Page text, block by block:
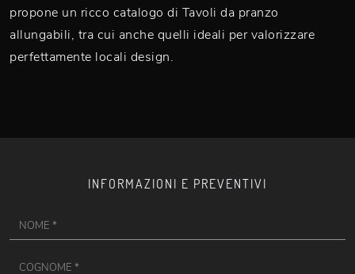
propone un ricco catalogo di Tavoli da pranzo
allungabili, tra cui anche quelli ideali per valorizzare
perfettamente locali design.
INFORMAZIONI E PREVENTIVI